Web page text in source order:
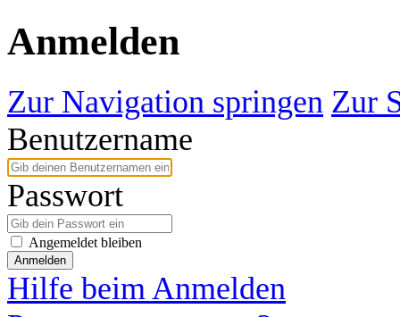
Anmelden
Zur Navigation springen Zur
Benutzername
Passwort
Angemeldet bleiben
Anmelden
Hilfe beim Anmelden